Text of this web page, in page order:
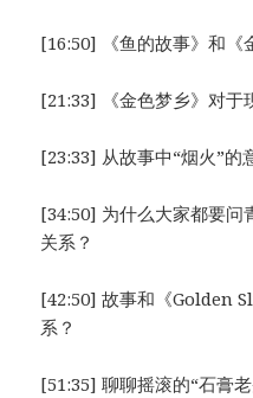
[16:50] 《鱼的故事》和《
[21:33] 《金色梦乡》对于
[23:33] 从故事中“烟火”的
[34:50] 为什么大家都要问
关系？
[42:50] 故事和《Golden
系？
[51:35] 聊聊摇滚的“石膏